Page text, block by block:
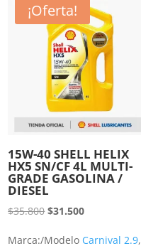
¡Oferta!
15W-40 SHELL HELIX
HX5 SN/CF 4L MULTI-
GRADE GASOLINA /
DIESEL
$35.800 El
original
$31.500El
actual
Marca:/Modelo Carnival 2.9,